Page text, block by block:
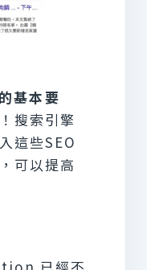
基本要
搜索引擎
這些SEO
可以提高